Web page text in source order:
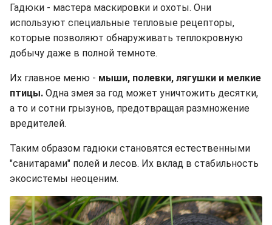
Гадюки - мастера маскировки и охоты. Они
используют специальные тепловые рецепторы,
которые позволяют обнаруживать теплокровную
добычу даже в полной темноте.
Их главное меню - мыши, полевки, лягушки и мелкие
птицы. Одна змея за год может уничтожить десятки,
а то и сотни грызунов, предотвращая размножение
вредителей.
Таким образом гадюки становятся естественными
"санитарами" полей и лесов. Их вклад в стабильность
экосистемы неоценим.